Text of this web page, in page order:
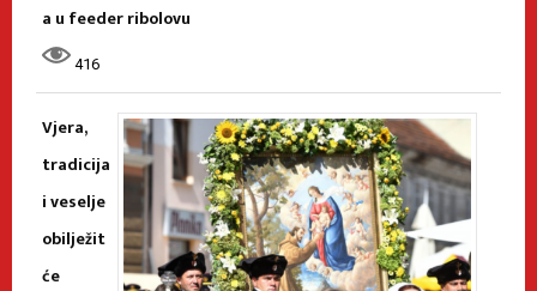
a u feeder ribolovu
416
Vjera,
tradicija
i veselje
obilježit
će